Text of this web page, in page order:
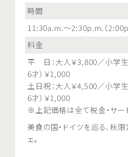
時間
11:30a.m.～2:30p.m.（
料金
平 日：大人￥3,800／小学
6才）￥1,000
土日祝：大人￥4,500／小学
6才）￥1,000
※上記価格は全て税金・サー
美食の国・ドイツを巡る、秋
ェ。